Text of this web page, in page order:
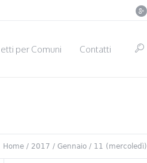
per Comuni Contatti
Home / 2017 / Gennaio / 11 (mercoledì)